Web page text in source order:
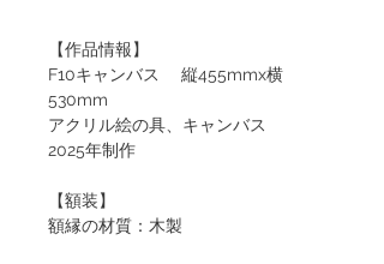
【作品情報】
F10キャンバス 縦455mmx横
530mm
アクリル絵の具、キャンバス
2025年制作
【額装】
額縁の材質：木製